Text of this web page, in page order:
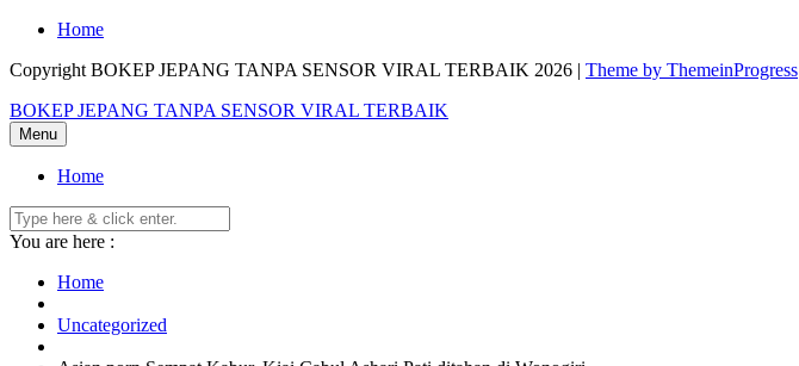
Skip
content
Home
Copyright BOKEP JEPANG TANPA SENSOR VIRAL TERBAIK 2026 | Theme by ThemeinProgress
BOKEP JEPANG TANPA SENSOR VIRAL TERBAIK
Menu
Home
You are here :
Home
Uncategorized